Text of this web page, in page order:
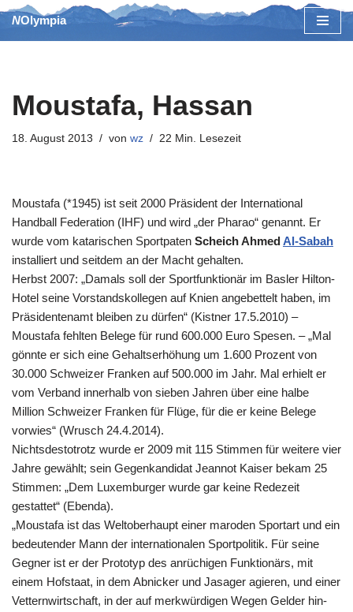
Zum
NOlympia
Moustafa, Hassan
18. August 2013 von wz 22 Min. Lesezeit
Moustafa (*1945) ist seit 2000 Präsident der International
Handball Federation (IHF) und wird „der Pharao“ genannt. Er
wurde vom katarischen Sportpaten Scheich AhmedAl-Sabah
installiert und seitdem an der Macht gehalten.
Herbst 2007: „Damals soll der Sportfunktionär im Basler Hilton-
Hotel seine Vorstandskollegen auf Knien angebettelt haben, im
Präsidentenamt bleiben zu dürfen“ (Kistner 17.5.2010) –
Moustafa fehlten Belege für rund 600.000 Euro Spesen. – „Mal
gönnte er sich eine Gehaltserhöhung um 1.600 Prozent von
30.000 Schweizer Franken auf 500.000 im Jahr. Mal erhielt er
vom Verband innerhalb von sieben Jahren über eine halbe
Million Schweizer Franken für Flüge, für die er keine Belege
vorwies“ (Wrusch 24.4.2014).
Nichtsdestotrotz wurde er 2009 mit 115 Stimmen für weitere vier
Jahre gewählt; sein Gegenkandidat Jeannot Kaiser bekam 25
Stimmen: „Dem Luxemburger wurde gar keine Redezeit
gestattet“ (Ebenda).
„Moustafa ist das Weltoberhaupt einer maroden Sportart und ein
bedeutender Mann der internationalen Sportpolitik. Für seine
Gegner ist er der Prototyp des anrüchigen Funktionärs, mit
einem Hofstaat, in dem Abnicker und Jasager agieren, und einer
Vetternwirtschaft, in der auf merkwürdigen Wegen Gelder hin-